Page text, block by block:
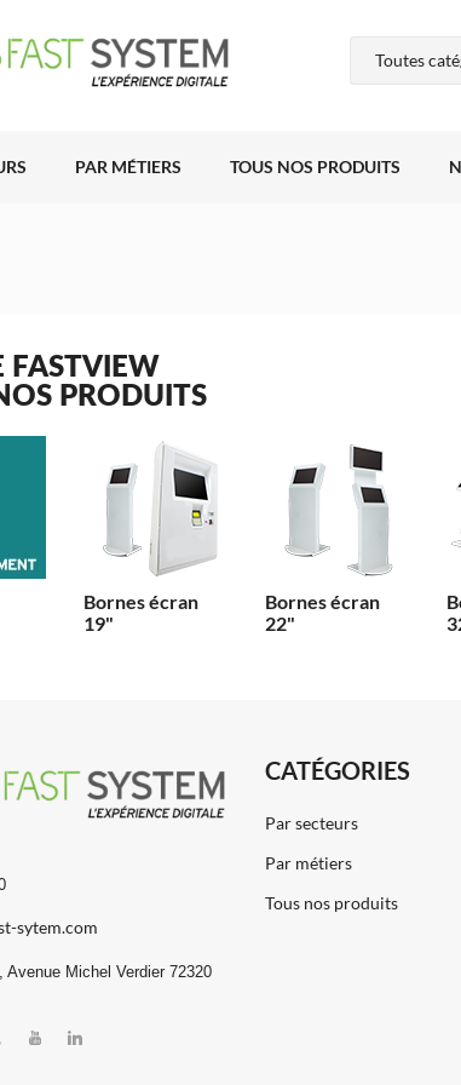
PAR MÉTIERS TOUS NOS PRODUITS
FASTVIEW
PRODUITS
Bornes écran
19"
Bornes écran
22"
sytem.com
Avenue Michel Verdier 72320
CATÉGORIES
Par secteurs
Par métiers
Tous nos produits